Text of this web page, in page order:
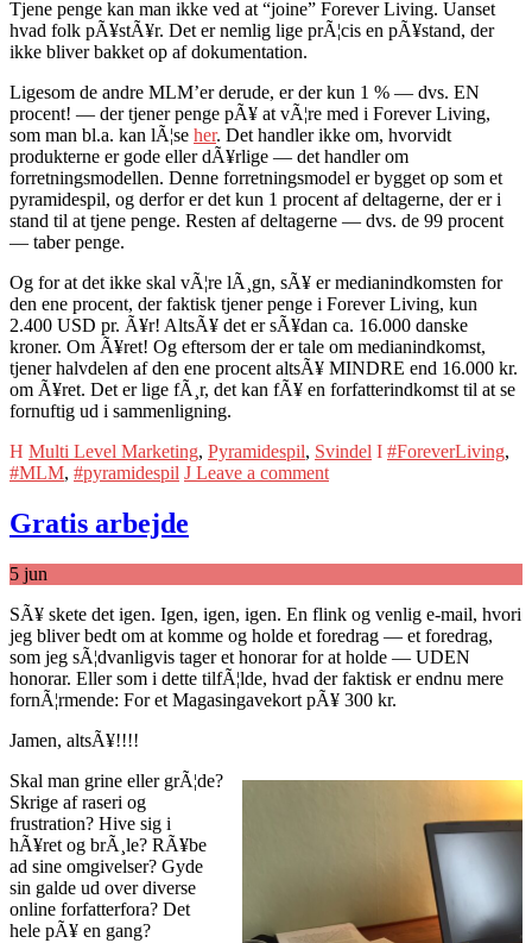
Tjene penge kan man ikke ved at “joine” Forever Living. Uanset
hvad folk pÃ¥stÃ¥r. Det er nemlig lige prÃ¦cis en pÃ¥stand, der
ikke bliver bakket op af dokumentation.
Ligesom de andre MLM’er derude, er der kun 1 % — dvs. EN
procent! — der tjener penge pÃ¥ at vÃ¦re med i Forever Living,
som man bl.a. kan lÃ¦se her. Det handler ikke om, hvorvidt
produkterne er gode eller dÃ¥rlige — det handler om
forretningsmodellen. Denne forretningsmodel er bygget op som et
pyramidespil, og derfor er det kun 1 procent af deltagerne, der er i
stand til at tjene penge. Resten af deltagerne — dvs. de 99 procent
— taber penge.
Og for at det ikke skal vÃ¦re lÃ¸gn, sÃ¥ er medianindkomsten for
den ene procent, der faktisk tjener penge i Forever Living, kun
2.400 USD pr. Ã¥r! AltsÃ¥ det er sÃ¥dan ca. 16.000 danske
kroner. Om Ã¥ret! Og eftersom der er tale om medianindkomst,
tjener halvdelen af den ene procent altsÃ¥ MINDRE end 16.000 kr.
om Ã¥ret. Det er lige fÃ¸r, det kan fÃ¥ en forfatterindkomst til at se
fornuftig ud i sammenligning.
Multi Level Marketing, Pyramidespil, Svindel #ForeverLiving,
#MLM, #pyramidespil Leave a comment
Gratis arbejde
5 jun
SÃ¥ skete det igen. Igen, igen, igen. En flink og venlig e-mail, hvori
jeg bliver bedt om at komme og holde et foredrag — et foredrag,
som jeg sÃ¦dvanligvis tager et honorar for at holde — UDEN
honorar. Eller som i dette tilfÃ¦lde, hvad der faktisk er endnu mere
fornÃ¦rmende: For et Magasingavekort pÃ¥ 300 kr.
Jamen, altsÃ¥!!!!
Skal man grine eller grÃ¦de?
Skrige af raseri og
frustration? Hive sig i
hÃ¥ret og brÃ¸le? RÃ¥be
ad sine omgivelser? Gyde
sin galde ud over diverse
online forfatterfora? Det
hele pÃ¥ en gang?